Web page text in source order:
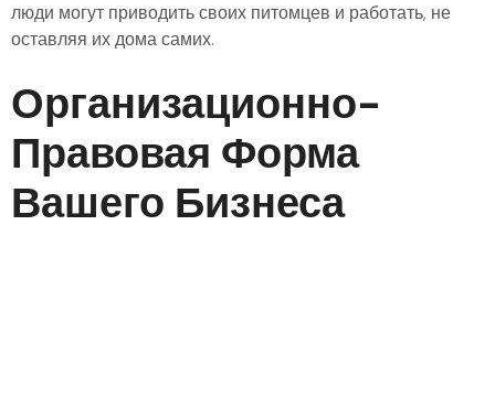
люди могут приводить своих питомцев и работать, не
оставляя их дома самих.
Организационно-
Правовая Форма
Вашего Бизнеса